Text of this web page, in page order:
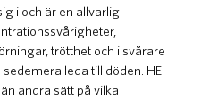
i och är en allvarlig
trötthet och i svårare
leda till döden. HE
andra sätt på vilka